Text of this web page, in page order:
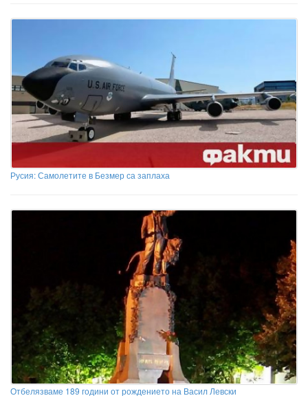
Русия: Самолетите в Безмер са заплаха
Отбелязваме 189 години от рождението на Васил Левски